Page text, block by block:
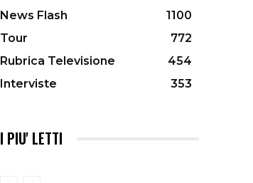
News Flash
1100
Tour
772
Rubrica Televisione
454
Interviste
353
I PIU' LETTI